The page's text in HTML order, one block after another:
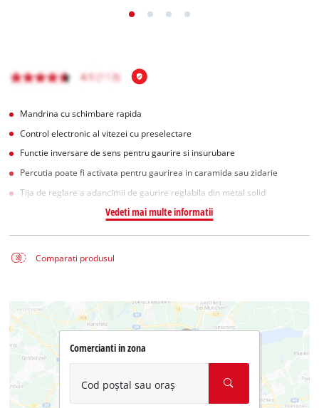
Mandrina cu schimbare rapida
Control electronic al vitezei cu preselectare
Functie inversare de sens pentru gaurire si insurubare
Percutia poate fi activata pentru gaurirea in caramida sau zidarie
Tija de reglare a adancimii de gaurire reglabila din metal solid
Vedeti mai multe informatii
Comparati produsul
Comercianti in zona
Cod poștal sau oraș